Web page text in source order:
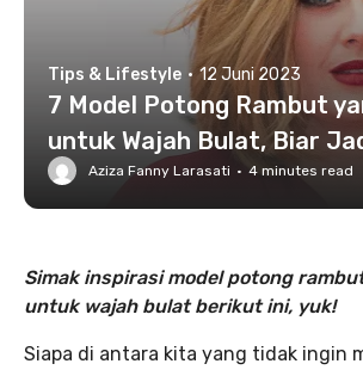
Tips & Lifestyle · 12 Juni 2023
7 Model Potong Rambut
untuk Wajah Bulat, Biar
Aziza Fanny Larasati · 4 minutes read
Simak inspirasi model potong
untuk wajah bulat berikut ini, yuk!
Siapa di antara kita yang tidak ingin